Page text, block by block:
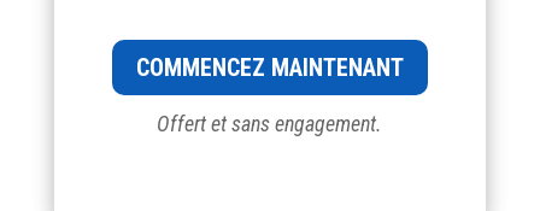
COMMENCEZ MAINTENANT
Offert et sans engagement.